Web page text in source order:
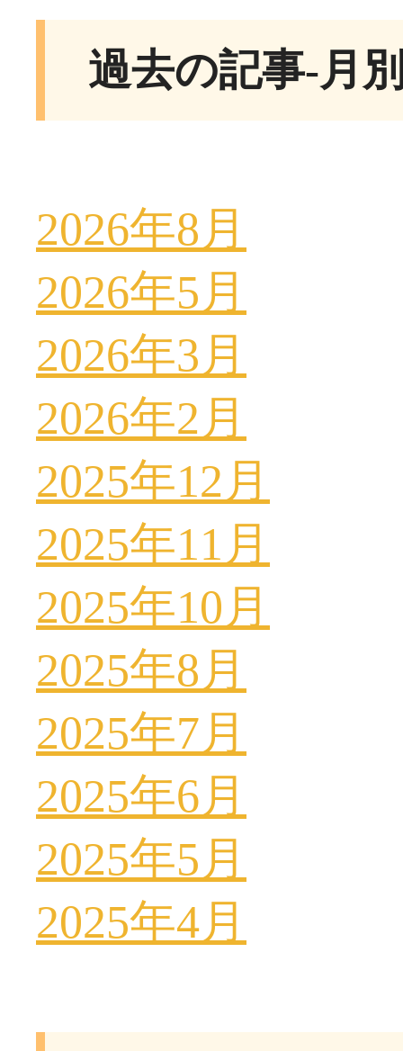
過去の記事-月
2026年8月
2026年5月
2026年3月
2026年2月
2025年12月
2025年11月
2025年10月
2025年8月
2025年7月
2025年6月
2025年5月
2025年4月